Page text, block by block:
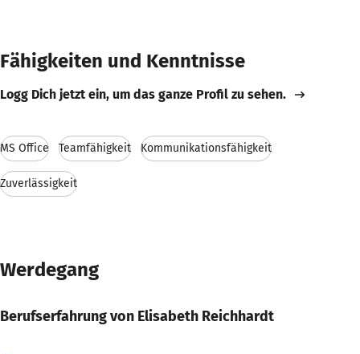
Fähigkeiten und Kenntnisse
Logg Dich jetzt ein, um das ganze Profil zu sehen.
MS Office Teamfähigkeit Kommunikationsfähigkeit
Zuverlässigkeit
Werdegang
Berufserfahrung von Elisabeth Reichhardt